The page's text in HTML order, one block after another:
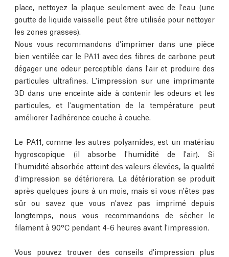
place, nettoyez la plaque seulement avec de l'eau (une
goutte de liquide vaisselle peut être utilisée pour nettoyer
les zones grasses).
Nous vous recommandons d'imprimer dans une pièce
bien ventilée car le PA11 avec des fibres de carbone peut
dégager une odeur perceptible dans l'air et produire des
particules ultrafines. L'impression sur une imprimante
3D dans une enceinte aide à contenir les odeurs et les
particules, et l'augmentation de la température peut
améliorer l'adhérence couche à couche.
Le PA11, comme les autres polyamides, est un matériau
hygroscopique (il absorbe l'humidité de l'air). Si
l'humidité absorbée atteint des valeurs élevées, la qualité
d'impression se détériorera. La détérioration se produit
après quelques jours à un mois, mais si vous n'êtes pas
sûr ou savez que vous n'avez pas imprimé depuis
longtemps, nous vous recommandons de sécher le
filament à 90°C pendant 4-6 heures avant l'impression.
Vous pouvez trouver des conseils d'impression plus